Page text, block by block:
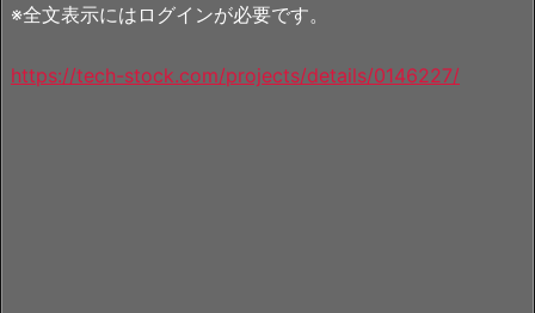
※全文表示にはログインが必要です。
https://tech-stock.com/projects/details/0146227/